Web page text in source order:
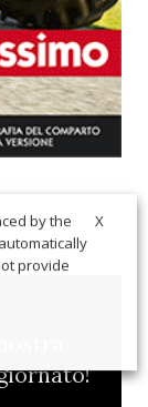
X
by the
provide